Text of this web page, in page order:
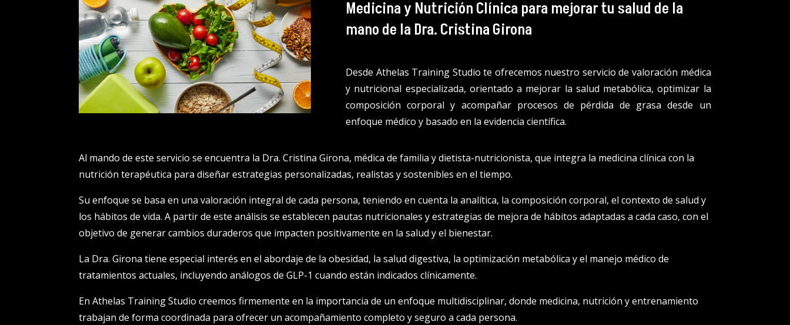
Medicina y Nutrición Clínica para mejorar tu salud de la
mano de la Dra. Cristina Girona
Desde Athelas Training Studio te ofrecemos nuestro servicio de valoración médica
y nutricional especializada, orientado a mejorar la salud metabólica, optimizar la
composición corporal y acompañar procesos de pérdida de grasa desde un
enfoque médico y basado en la evidencia científica.
Al mando de este servicio se encuentra la Dra. Cristina Girona, médica de familia y dietista-nutricionista, que integra la medicina clínica con la
nutrición terapéutica para diseñar estrategias personalizadas, realistas y sostenibles en el tiempo.
Su enfoque se basa en una valoración integral de cada persona, teniendo en cuenta la analítica, la composición corporal, el contexto de salud y
los hábitos de vida. A partir de este análisis se establecen pautas nutricionales y estrategias de mejora de hábitos adaptadas a cada caso, con el
objetivo de generar cambios duraderos que impacten positivamente en la salud y el bienestar.
La Dra. Girona tiene especial interés en el abordaje de la obesidad, la salud digestiva, la optimización metabólica y el manejo médico de
tratamientos actuales, incluyendo análogos de GLP-1 cuando están indicados clínicamente.
En Athelas Training Studio creemos firmemente en la importancia de un enfoque multidisciplinar, donde medicina, nutrición y entrenamiento
trabajan de forma coordinada para ofrecer un acompañamiento completo y seguro a cada persona.